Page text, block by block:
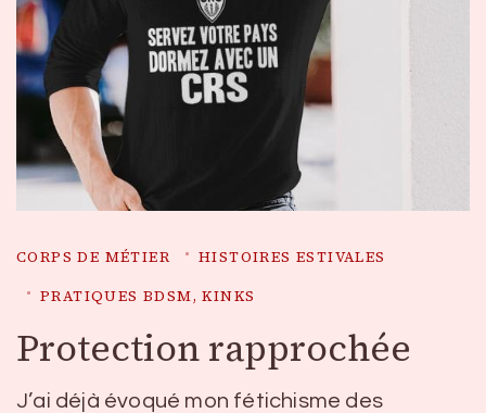
CORPS DE MÉTIER
HISTOIRES ESTIVALES
PRATIQUES BDSM, KINKS
Protection rapprochée
J’ai déjà évoqué mon fétichisme des